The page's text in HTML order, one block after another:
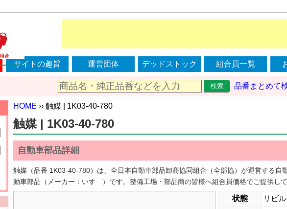
サイトの趣旨 運営団体 デッドストック 組合員一覧
検索 品番まとめて
HOME ›› 触媒 | 1K03-40-780
触媒 | 1K03-40-780
自動車部品詳細
触媒（品番 1K03-40-780）は、全日本自動車部品卸商協同組合（全部協）が運営する自
動車部品（メーカー：いすゞ）です。整備工場・部品商の皆様へ組合員価格でご提供し
状態
リビ